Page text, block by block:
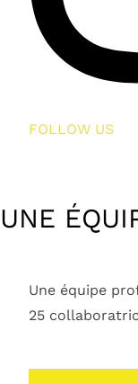
FOLLOW US
UNE
Une équipe
25